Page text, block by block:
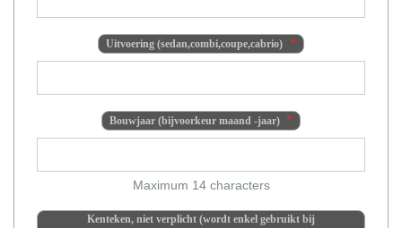
Uitvoering (sedan,combi,coupe,cabrio)
Bouwjaar (bijvoorkeur maand -jaar)
Maximum 14 characters
Kenteken, niet verplicht (wordt enkel gebruikt bij